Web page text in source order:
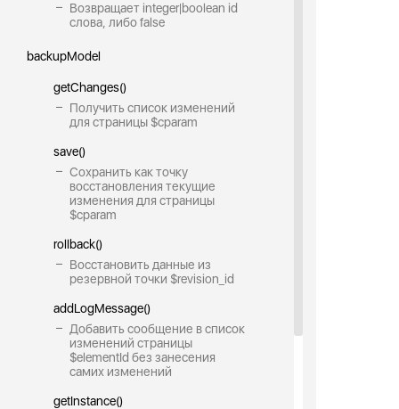
Возвращает integer|boolean id
слова, либо false
backupModel
getChanges()
Получить список изменений
для страницы $cparam
save()
Сохранить как точку
восстановления текущие
изменения для страницы
$cparam
rollback()
Восстановить данные из
резервной точки $revision_id
addLogMessage()
Добавить сообщение в список
изменений страницы
$elementId без занесения
самих изменений
getInstance()